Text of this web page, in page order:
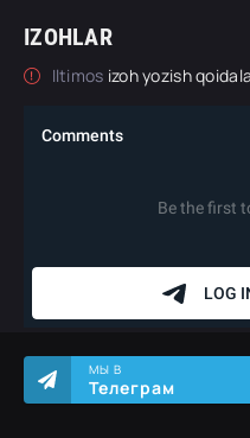
IZOHLAR
Iltimos izoh yozish
МЫ В
Телеграм